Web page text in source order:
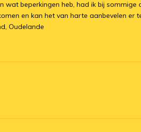
beperkingen heb, had ik bij
en kan het van harte aanbevelen er
Oudelande